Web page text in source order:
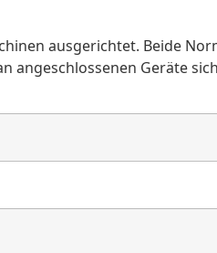
ausgerichtet. Beide
angeschlossenen Geräte